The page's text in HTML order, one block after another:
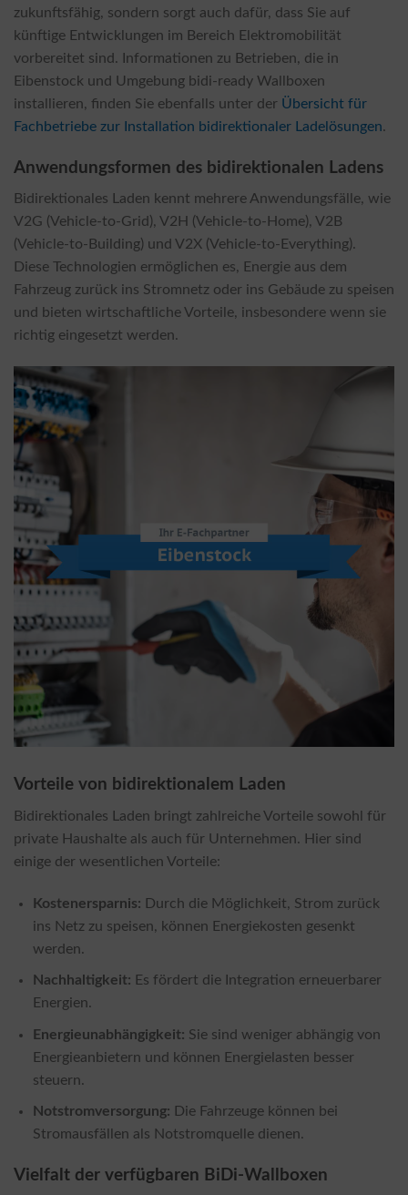
zukunftsfähig, sondern sorgt auch dafür, dass Sie auf
künftige Entwicklungen im Bereich Elektromobilität
vorbereitet sind. Informationen zu Betrieben, die in
Eibenstock und Umgebung bidi-ready Wallboxen
installieren, finden Sie ebenfalls unter der Übersicht für
Fachbetriebe zur Installation bidirektionaler Ladelösungen.
Anwendungsformen des bidirektionalen Ladens
Bidirektionales Laden kennt mehrere Anwendungsfälle, wie
V2G (Vehicle-to-Grid), V2H (Vehicle-to-Home), V2B
(Vehicle-to-Building) und V2X (Vehicle-to-Everything).
Diese Technologien ermöglichen es, Energie aus dem
Fahrzeug zurück ins Stromnetz oder ins Gebäude zu speisen
und bieten wirtschaftliche Vorteile, insbesondere wenn sie
richtig eingesetzt werden.
Vorteile von bidirektionalem Laden
Bidirektionales Laden bringt zahlreiche Vorteile sowohl für
private Haushalte als auch für Unternehmen. Hier sind
einige der wesentlichen Vorteile:
Kostenersparnis: Durch die Möglichkeit, Strom zurück
ins Netz zu speisen, können Energiekosten gesenkt
werden.
Nachhaltigkeit: Es fördert die Integration erneuerbarer
Energien.
Energieunabhängigkeit: Sie sind weniger abhängig von
Energieanbietern und können Energielasten besser
steuern.
Notstromversorgung: Die Fahrzeuge können bei
Stromausfällen als Notstromquelle dienen.
Vielfalt der verfügbaren BiDi-Wallboxen